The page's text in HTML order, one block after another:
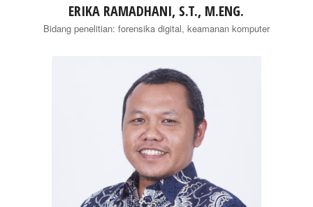
ERIKA RAMADHANI, S.T., M.ENG.
Bidang penelitian: forensika digital, keamanan komputer